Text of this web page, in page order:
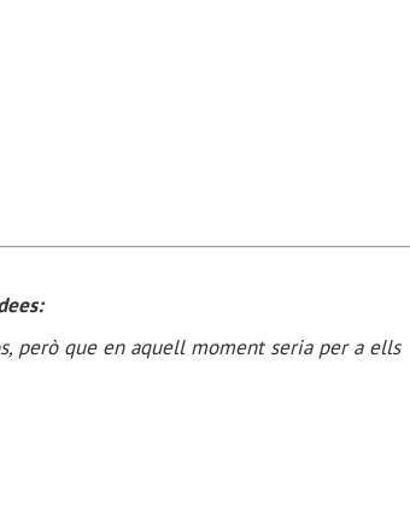
però que en aquell moment seria per a ells